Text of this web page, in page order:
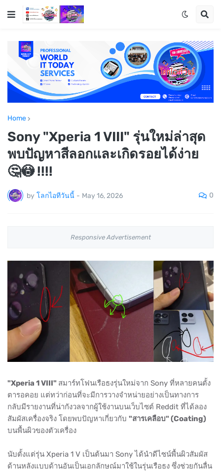
Home
Sony "Xperia 1 VIII" รุ่นใหม่ล่าสุด
พบปัญหาสีลอกและเกิดรอยได้ง่าย
🤔😳 !!!!
by โลกไอทีวันนี้ - May 16, 2026 0
Responsive Advertisement
"Xperia 1 VIII" สมาร์ทโฟนเรือธงรุ่นใหม่จาก Sony ที่หลายคนตั้ง
ตารอคอย แต่ทว่าก่อนที่จะมีการวางจำหน่ายอย่างเป็นทางการ
กลับมีรายงานที่น่ากังวลจากผู้ใช้งานบนเว็บไซต์ Reddit ที่ได้ลอง
สัมผัสเครื่องจริง โดยพบปัญหาเกี่ยวกับ "สารเคลือบ" (Coating)
บนพื้นผิวของตัวเครื่อง
นับตั้งแต่รุ่น Xperia 1 V เป็นต้นมา Sony ได้นำดีไซน์พื้นผิวสัมผัส
ด้านหลังแบบด้านอันเป็นเอกลักษณ์มาใช้ในรุ่นเรือธง ซึ่งช่วยกันลื่น